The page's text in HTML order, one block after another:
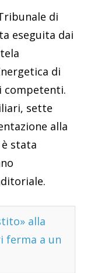
di
eseguita dai
di
competenti.
sette
alla
stata
alla
ferma a un